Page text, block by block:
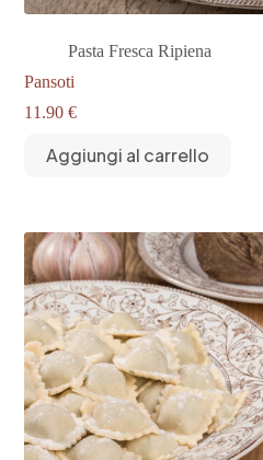
Pasta Fresca Ripiena
Pansoti
11.90 €
Aggiungi al carrello